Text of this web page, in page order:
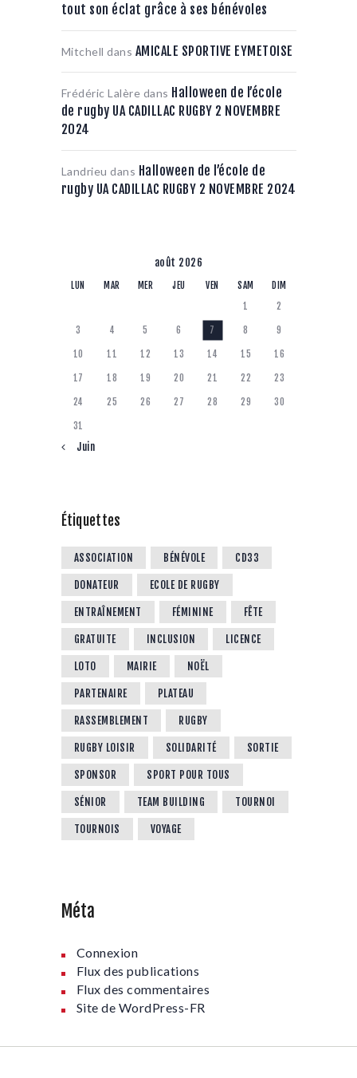
tout son éclat grâce à ses bénévoles
Mitchell dans AMICALE SPORTIVE EYMETOISE
Frédéric Lalère dans Halloween de l’école
de rugby UA CADILLAC RUGBY 2 NOVEMBRE
2024
Landrieu dans Halloween de l’école de
rugby UA CADILLAC RUGBY 2 NOVEMBRE 2024
août 2026
LUN MAR MER JEU VEN SAM
DIM
1
2
3 4 5 6 7 8 9
10 11 12 13 14 15 16
17 18 19 20 21 22 23
24 25 26 27 28 29 30
31
« Juin
Étiquettes
ASSOCIATION BÉNÉVOLE CD33
DONATEUR ECOLE DE RUGBY
ENTRAÎNEMENT FÉMININE FÊTE
GRATUITE INCLUSION LICENCE
LOTO MAIRIE NOËL
PARTENAIRE PLATEAU
RASSEMBLEMENT RUGBY
RUGBY LOISIR SOLIDARITÉ SORTIE
SPONSOR SPORT POUR TOUS
SÉNIOR TEAM BUILDING TOURNOI
TOURNOIS VOYAGE
Méta
Connexion
Flux des publications
Flux des commentaires
Site de WordPress-FR